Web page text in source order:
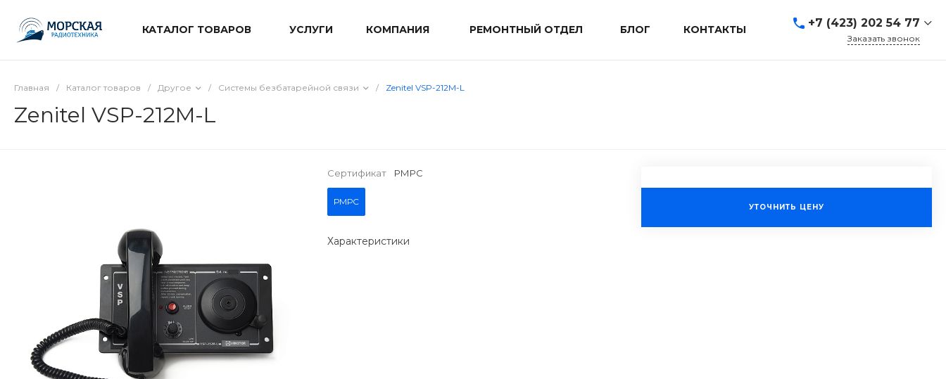
КАТАЛОГ ТОВАРОВ УСЛУГИ КОМПАНИЯ РЕМОНТНЫЙ ОТДЕЛ БЛОГ КОНТАКТЫ +7 (423) 202 54 77
Заказать звонок
Главная / Каталог товаров / Другое / Системы безбатарейной связи / Zenitel VSP-212M-L
Zenitel VSP-212M-L
Сертификат РМРС
РМРС
Характеристики
УТОЧНИТЬ ЦЕНУ